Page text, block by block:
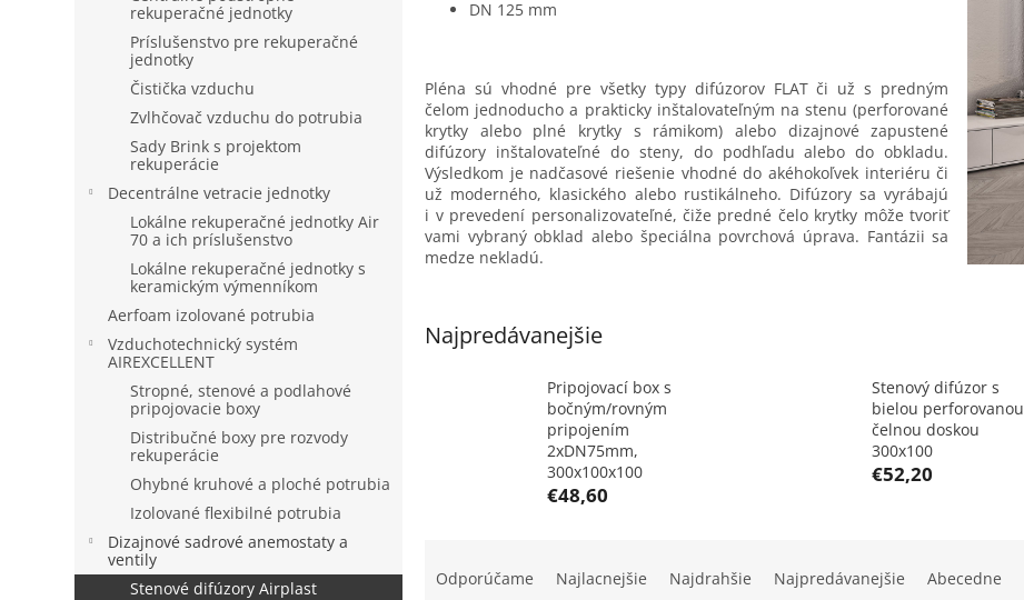
rekuperačné jednotky
Príslušenstvo pre rekuperačné
jednotky
Čistička vzduchu
Zvlhčovač vzduchu do potrubia
Sady Brink s projektom
rekuperácie
Decentrálne vetracie jednotky
Lokálne rekuperačné jednotky Air
70 a ich príslušenstvo
Lokálne rekuperačné jednotky s
keramickým výmenníkom
Aerfoam izolované potrubia
Vzduchotechnický systém
AIREXCELLENT
Stropné, stenové a podlahové
pripojovacie boxy
Distribučné boxy pre rozvody
rekuperácie
Ohybné kruhové a ploché potrubia
Izolované flexibilné potrubia
Dizajnové sadrové anemostaty a
ventily
Stenové difúzory Airplast
DN 125 mm
Pléna sú vhodné pre všetky typy difúzorov FLAT či už s predným
čelom jednoducho a prakticky inštalovateľným na stenu (perforované
krytky alebo plné krytky s rámikom) alebo dizajnové zapustené
difúzory inštalovateľné do steny, do podhľadu alebo do obkladu.
Výsledkom je nadčasové riešenie vhodné do akéhokoľvek interiéru či
už moderného, klasického alebo rustikálneho. Difúzory sa vyrábajú
i v prevedení personalizovateľné, čiže predné čelo krytky môže tvoriť
vami vybraný obklad alebo špeciálna povrchová úprava. Fantázii sa
medze nekladú.
Najpredávanejšie
Pripojovací box s
bočným/rovným
pripojením
2xDN75mm,
300x100x100
€48,60
Stenový difúzor s
bielou perforovanou
čelnou doskou
300x100
€52,20
Odporúčame Najlacnejšie Najdrahšie Najpredávanejšie Abecedne